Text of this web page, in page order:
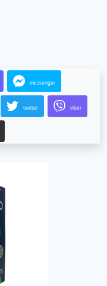
messenger
twitter viber